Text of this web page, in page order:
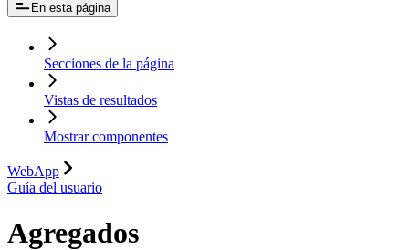
En esta página
Secciones de la página
Vistas de resultados
Mostrar componentes
WebApp
Guía del usuario
Agregados